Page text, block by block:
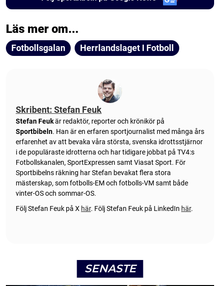
Läs mer om...
Fotbollsgalan Herrlandslaget I Fotboll
Skribent: Stefan Feuk
Stefan Feukär redaktör, reporter och krönikör på
Sportbibeln. Han är en erfaren sportjournalist med många års
erfarenhet av att bevaka våra största, svenska idrottsstjärnor
i de populäraste idrotterna och har tidigare jobbat på TV4:s
Fotbollskanalen, SportExpressen samt Viasat Sport. För
Sportbibelns räkning har Stefan bevakat flera stora
mästerskap, som fotbolls-EM och fotbolls-VM samt både
vinter-OS och sommar-OS.
Följ Stefan Feuk på X här. Följ Stefan Feuk på LinkedIn här.
SENASTE